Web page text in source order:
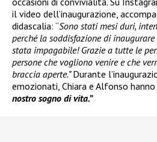
il video dell’inaugurazione,
didascalia: “Sono stati mesi duri,
perché la soddisfazione di
stata impagabile! Grazie a tutte le
persone che vogliono venire e che
braccia aperte.”Durante
emozionati, Chiara e Alfonso
nostro sogno di vita.”